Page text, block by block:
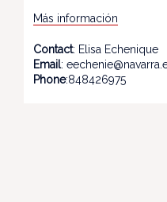
Más información
Contact: Elisa Echenique
Email:
Phone:848426975